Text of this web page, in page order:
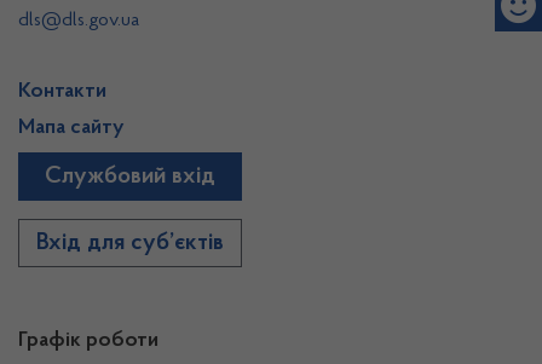
Графік роботи
dls@dls.gov.ua
Контакти
Мапа сайту
Службовий вхід
Вхід для суб’єктів